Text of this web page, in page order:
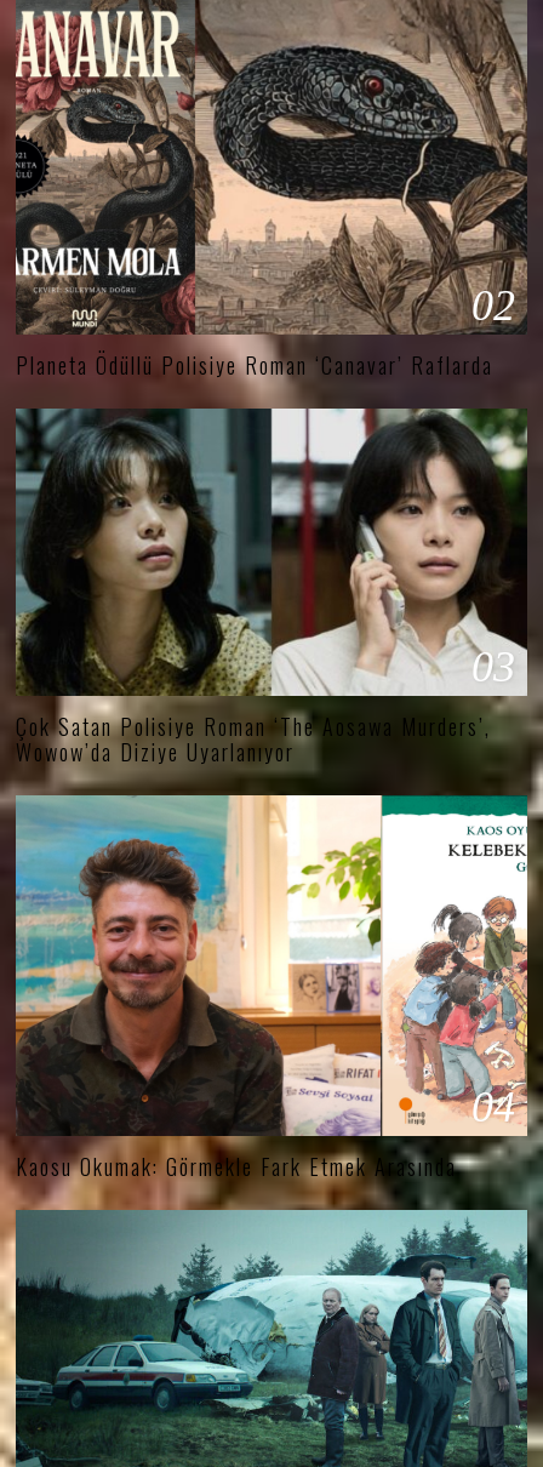
02
Planeta Ödüllü Polisiye Roman ‘Canavar’ Raflarda
03
Çok Satan Polisiye Roman ‘The Aosawa Murders’,
Wowow’da Diziye Uyarlanıyor
04
Kaosu Okumak: Görmekle Fark Etmek Arasında